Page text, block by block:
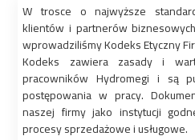
W trosce o najwyższe
klientów i partnerów
wprowadziliśmy Kodeks Etyczny
Kodeks zawiera zasady i
pracowników Hydromegi i są
postępowania w pracy.
naszej firmy jako instytucji
procesy sprzedażowe i usługowe.